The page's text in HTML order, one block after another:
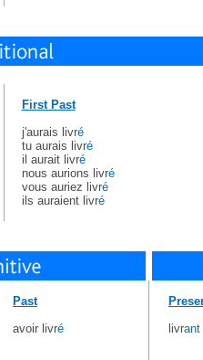
First Past
j'aurais livré
tu aurais livré
il aurait livré
nous aurions livré
vous auriez livré
ils auraient livré
Past
avoir livré
livrant